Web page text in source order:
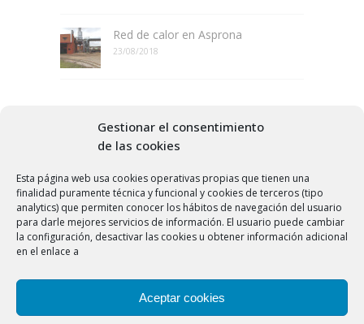
Gestionar el consentimiento
de las cookies
Esta página web usa cookies operativas propias que tienen una
finalidad puramente técnica y funcional y cookies de terceros (tipo
analytics) que permiten conocer los hábitos de navegación del usuario
para darle mejores servicios de información. El usuario puede cambiar
la configuración, desactivar las cookies u obtener información adicional
en el enlace a
Aceptar cookies
Red de calor en Asprona
23/08/2018
MÁS POPULARES
19/07/2016
Qué es el pellet
Ahorro energético
24/07/2016